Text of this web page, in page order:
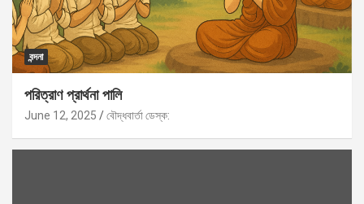
বন্দনা
পরিত্রাণ প্রার্থনা পালি
June 12, 2025 বৌদ্ধবার্তা ডেস্ক: